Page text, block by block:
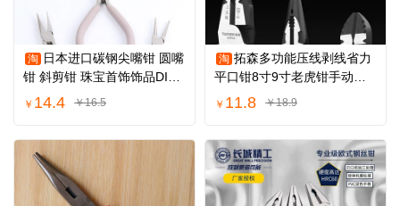
淘 日本进口碳钢尖嘴钳 圆嘴
钳 斜剪钳 珠宝首饰饰品DIY
手工工具钳
￥ 14.4 ￥16.5
淘 拓森多功能压线剥线省力
平口钳8寸9寸老虎钳手动钢
丝钳尖嘴斜嘴钳
￥ 11.8 ￥18.9